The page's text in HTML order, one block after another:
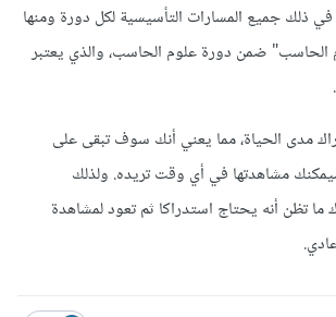
ذلك جميع المسارات التأسيسية لكل دورة ومنها
ضمن دورة علوم الحاسب، والذي يعتبر
مدى الحياة، مما يعني أنك سوف تبقى على
مشاهدتها في أي وقت تريده. ولذلك
تظن أنه يحتاج استدراكا ثم تعود لمشاهدة